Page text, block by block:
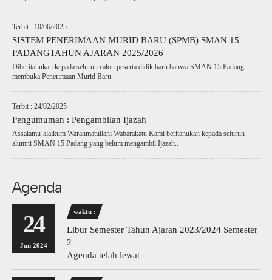
Terbit : 10/06/2025
SISTEM PENERIMAAN MURID BARU (SPMB) SMAN 15
PADANGTAHUN AJARAN 2025/2026
Diberitahukan kepada seluruh calon peserta didik baru bahwa SMAN 15 Padang
membuka Penerimaan Murid Baru..
Terbit : 24/02/2025
Pengumuman : Pengambilan Ijazah
Assalamu’alaikum Warahmatullahi Wabarakatu Kami beritahukan kepada seluruh
alumni SMAN 15 Padang yang belum mengambil Ijazah..
Agenda
24
Jun 2024
waktu :
Libur Semester Tahun Ajaran 2023/2024 Semester
2
Agenda telah lewat